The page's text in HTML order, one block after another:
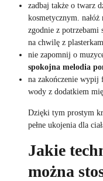
zadbaj także o twarz
kosmetycznym. nałóż
zgodnie z potrzebami
na chwilę z
nie zapomnij o
spokojna melodia
na zakończenie wypij
wody z dodatkiem
Dzięki tym prostym
pełne ukojenia dla
Jakie
można